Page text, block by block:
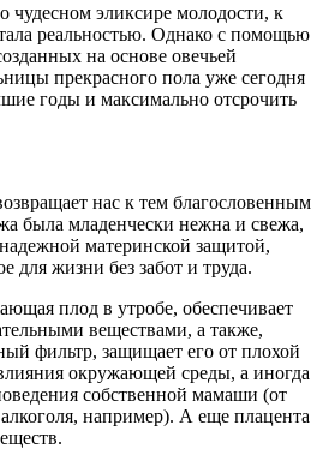
чудесном эликсире молодости, к
реальностью. Однако с помощью
на основе овечьей
прекрасного пола уже сегодня
годы и максимально отсрочить
нас к тем благословенным
была младенчески нежна и свежа,
материнской защитой,
для жизни без забот и труда.
плод в утробе, обеспечивает
веществами, а также,
фильтр, защищает его от плохой
окружающей среды, а иногда
собственной мамаши (от
например). А еще плацента